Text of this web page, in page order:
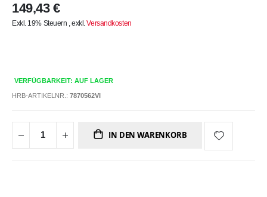
149,43 €
Exkl. 19% Steuern ,exkl.Versandkosten
VERFÜGBARKEIT: AUF LAGER
HRB-ARTIKELNR.: 7870562VI
IN DEN WARENKORB